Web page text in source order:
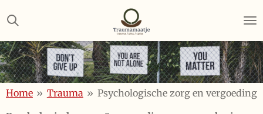
direct
naar
de
hoofdinhoud
Home » Trauma » Psychologische zorg en vergoeding